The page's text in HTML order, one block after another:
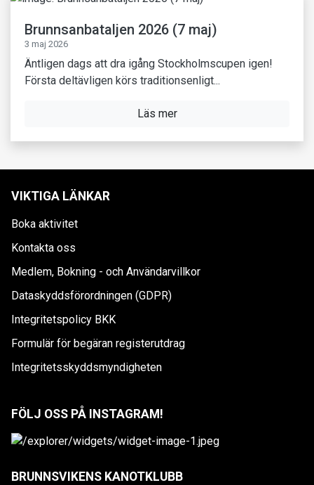
Brunnsanbataljen 2026 (7 maj)
3 maj 2026
Äntligen dags att dra igång Stockholmscupen igen!
Första deltävligen körs traditionsenligt...
Läs mer
VIKTIGA LÄNKAR
Boka aktivitet
Kontakta oss
Medlem, Bokning - och Användarvillkor
Dataskyddsförordningen (GDPR)
Integritetspolicy BKK
Formulär för begäran registerutdrag
Integritetsskyddsmyndigheten
FÖLJ OSS PÅ INSTAGRAM!
BRUNNSVIKENS KANOTKLUBB